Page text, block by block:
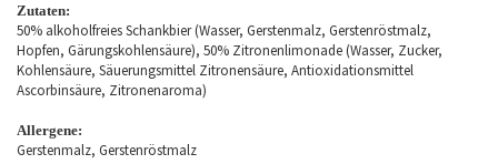
Zutaten:
50% alkoholfreies Schankbier (Wasser, Gerstenmalz, Gerstenröstmalz,
Hopfen, Gärungskohlensäure), 50% Zitronenlimonade (Wasser, Zucker,
Kohlensäure, Säuerungsmittel Zitronensäure, Antioxidationsmittel
Ascorbinsäure, Zitronenaroma)
Allergene:
Gerstenmalz, Gerstenröstmalz